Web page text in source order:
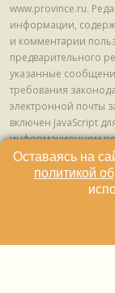
www.province.ru.
информации,
и комментарии
предварительного
указанные
требования
электронной почты
включен JavaScript
информационном
технологии
информации на
относящихся к
находящихся на
Оставаясь на
политикой